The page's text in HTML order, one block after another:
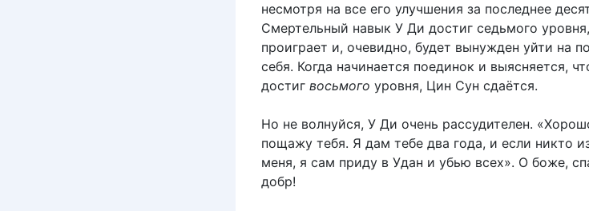
несмотря на все его улучшения за последнее
Смертельный навык У Ди достиг седьмого
проиграет и, очевидно, будет вынужден уйти на
себя. Когда начинается поединок и выясняется,
достиг восьмого уровня, Цин Сун сдаётся.
Но не волнуйся, У Ди очень рассудителен.
пощажу тебя. Я дам тебе два года, и если никто
меня, я сам приду в Удан и убью всех». О боже,
добр!